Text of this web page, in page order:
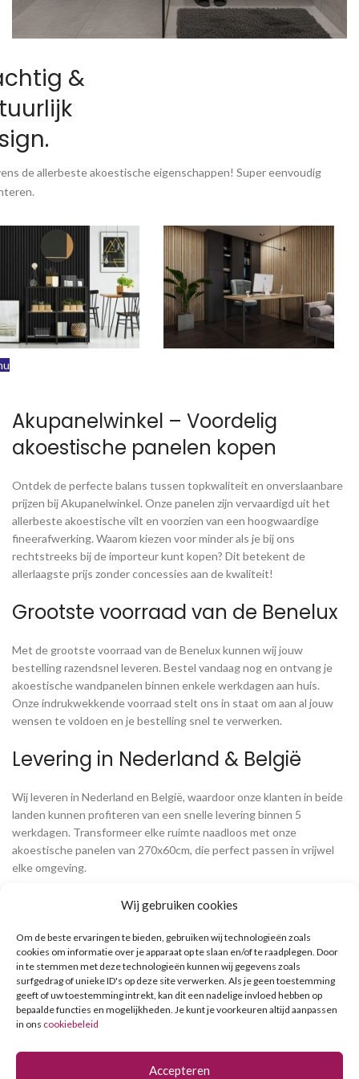
Wij gebruiken cookies
Om de beste ervaringen te bieden, gebruiken wij technologieën zoals
cookies om informatie over je apparaat op te slaan en/of te raadplegen. Door
in te stemmen met deze technologieën kunnen wij gegevens zoals
surfgedrag of unieke ID's op deze site verwerken. Als je geen toestemming
geeft of uw toestemming intrekt, kan dit een nadelige invloed hebben op
bepaalde functies en mogelijkheden. Je kunt je voorkeuren altijd aanpassen
in ons cookiebeleid
Accepteren
Zéér populair
PVC marmerlook plaat
‘Gold Universe’
Bestellen
&
de allerbeste akoestische eigenschappen! Super eenvoudig
Akupanelwinkel – Voordelig
akoestische panelen kopen
Ontdek de perfecte balans tussen topkwaliteit en onverslaanbare
prijzen bij Akupanelwinkel. Onze panelen zijn vervaardigd uit het
allerbeste akoestische vilt en voorzien van een hoogwaardige
fineerafwerking. Waarom kiezen voor minder als je bij ons
rechtstreeks bij de importeur kunt kopen? Dit betekent de
allerlaagste prijs zonder concessies aan de kwaliteit!
Grootste voorraad van de Benelux
Met de grootste voorraad van de Benelux kunnen wij jouw
bestelling razendsnel leveren. Bestel vandaag nog en ontvang je
akoestische wandpanelen binnen enkele werkdagen aan huis.
Onze indrukwekkende voorraad stelt ons in staat om aan al jouw
wensen te voldoen en je bestelling snel te verwerken.
Levering in Nederland & België
Wij leveren in Nederland en België, waardoor onze klanten in beide
landen kunnen profiteren van een snelle levering binnen 5
werkdagen. Transformeer elke ruimte naadloos met onze
akoestische panelen van 270x60cm, die perfect passen in vrijwel
elke omgeving.
Supereenvoudige installatie
De installatie van onze akupanels is een eenvoudig proces dat je
zelf kunt doen. Gebruik high tack kit of schroeven voor een
moeiteloze montage en geniet direct van de akoestische
voordelen. Ontdek hoe onze panelen geluid optimaliseren en de
akoestiek van elke ruimte verbeteren.
Veilig en snel online afrekenen